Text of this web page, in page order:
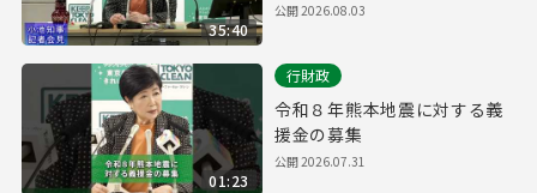
35:40
公開 2026.08.03
01:23
行財政
令和８年熊本地震に対する義
援金の募集
公開 2026.07.31